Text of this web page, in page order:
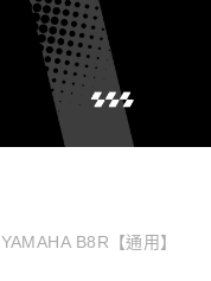
YAMAHA B8R【通用】